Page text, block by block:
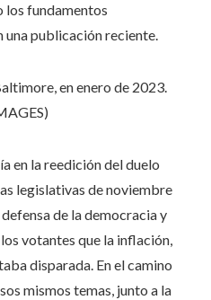
fundamentos
una publicación reciente.
en enero de 2023.
en la reedición del duelo
legislativas de noviembre
de la democracia y
votantes que la inflación,
disparada. En el camino
mismos temas, junto a la